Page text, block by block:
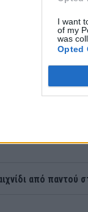
I want
of my
was
Opted
από παντού